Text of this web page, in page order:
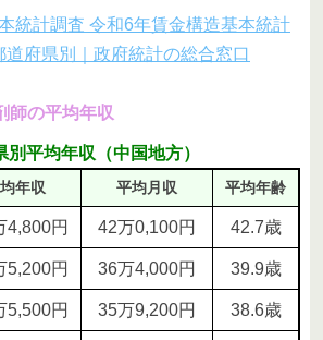
統計調査 令和6年賃金構造基本統計
道府県別｜政府統計の総合窓口
師の平均年収
平均年収（中国地方）
年収 平均月収 平均年齢
4,800円 42万0,100円 42.7歳
5,200円 36万4,000円 39.9歳
5,500円 35万9,200円 38.6歳